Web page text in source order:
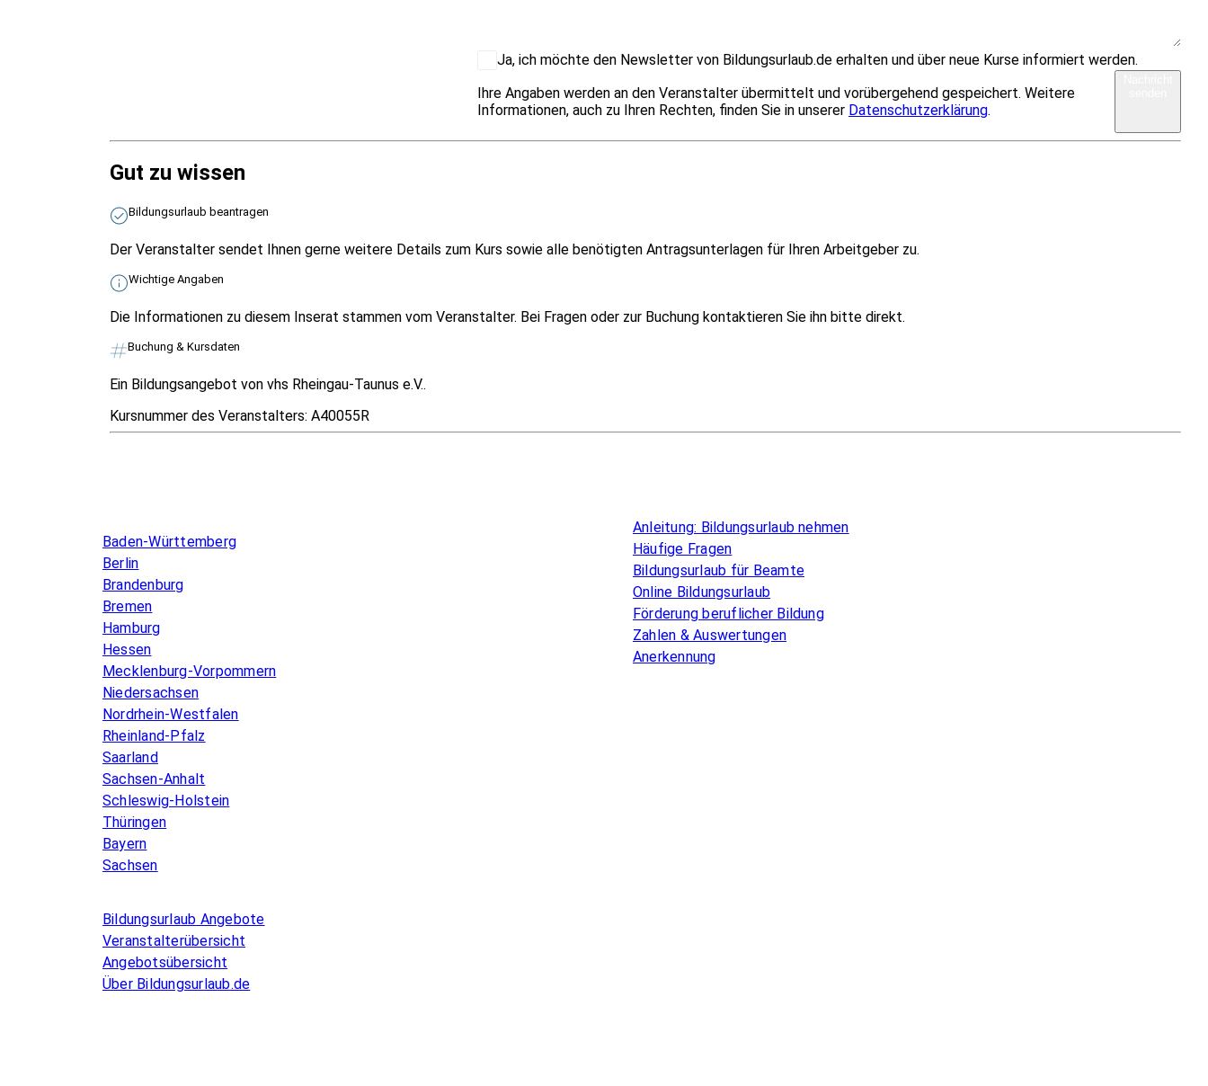
Ja, ich möchte den Newsletter von Bildungsurlaub.de erhalten und über neue Kurse informiert werden.
Ihre Angaben werden an den Veranstalter übermittelt und vorübergehend gespeichert. Weitere
Informationen, auch zu Ihren Rechten, finden Sie in unserer Datenschutzerklärung.
Gut zu wissen
Bildungsurlaub beantragen
Der Veranstalter sendet Ihnen gerne weitere Details zum Kurs sowie alle benötigten Antragsunterlagen für Ihren Arbeitgeber zu.
Wichtige Angaben
Die Informationen zu diesem Inserat stammen vom Veranstalter. Bei Fragen oder zur Buchung kontaktieren Sie ihn bitte direkt.
Buchung & Kursdaten
Ein Bildungsangebot von vhs Rheingau-Taunus e.V..
Kursnummer des Veranstalters: A40055R
Baden-Württemberg
Berlin
Brandenburg
Bremen
Hamburg
Hessen
Mecklenburg-Vorpommern
Niedersachsen
Nordrhein-Westfalen
Rheinland-Pfalz
Saarland
Sachsen-Anhalt
Schleswig-Holstein
Thüringen
Bayern
Sachsen
Anleitung: Bildungsurlaub nehmen
Häufige Fragen
Bildungsurlaub für Beamte
Online Bildungsurlaub
Förderung beruflicher Bildung
Zahlen & Auswertungen
Anerkennung
Bildungsurlaub Angebote
Veranstalterübersicht
Angebotsübersicht
Über Bildungsurlaub.de